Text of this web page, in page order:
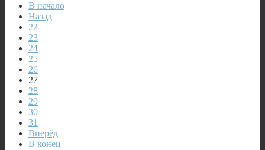
В начало
Назад
22
23
24
25
26
27
28
29
30
31
Вперёд
В конец